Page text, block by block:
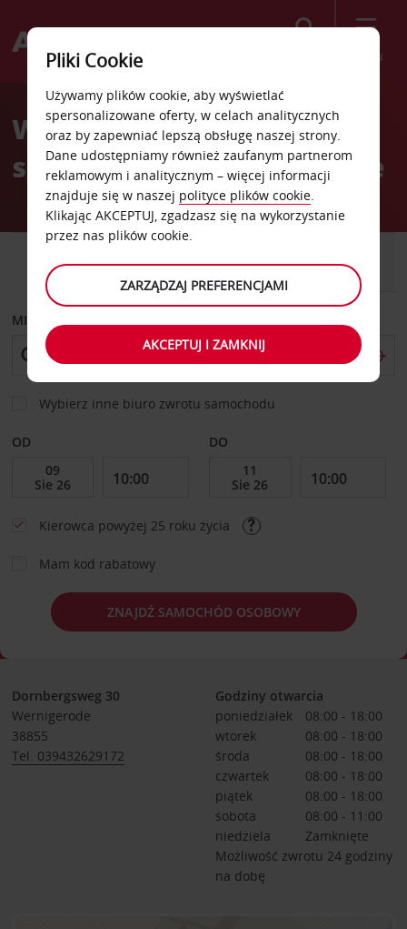
Menu
Welcome
AvisWypożyczalnia
samochodów Wernigerode
DOSTAWCZY
MIEJSCE ODBIORU
Wybierz inne biuro zwrotu samochodu
OD DO
Kierowca powyżej 25 roku życia
Mam kod rabatowy
ZNAJDŹ SAMOCHÓD OSOBOWY
Dornbergsweg 30
Wernigerode
38855
Tel. 039432629172
Godziny otwarcia
poniedziałek
08:00 - 18:00
wtorek
08:00 - 18:00
środa
08:00 - 18:00
czwartek
08:00 - 18:00
piątek
08:00 - 18:00
sobota
08:00 - 11:00
niedziela
Zamknięte
Możliwość zwrotu 24 godziny
na dobę
Pliki Cookie
Używamy plików cookie, aby wyświetlać
spersonalizowane oferty, w celach analitycznych
oraz by zapewniać lepszą obsługę naszej strony.
Dane udostępniamy również zaufanym partnerom
reklamowym i analitycznym – więcej informacji
znajduje się w naszej polityce plików cookie.
Klikając AKCEPTUJ, zgadzasz się na wykorzystanie
przez nas plików cookie.
ZARZĄDZAJ PREFERENCJAMI
AKCEPTUJ I ZAMKNIJ